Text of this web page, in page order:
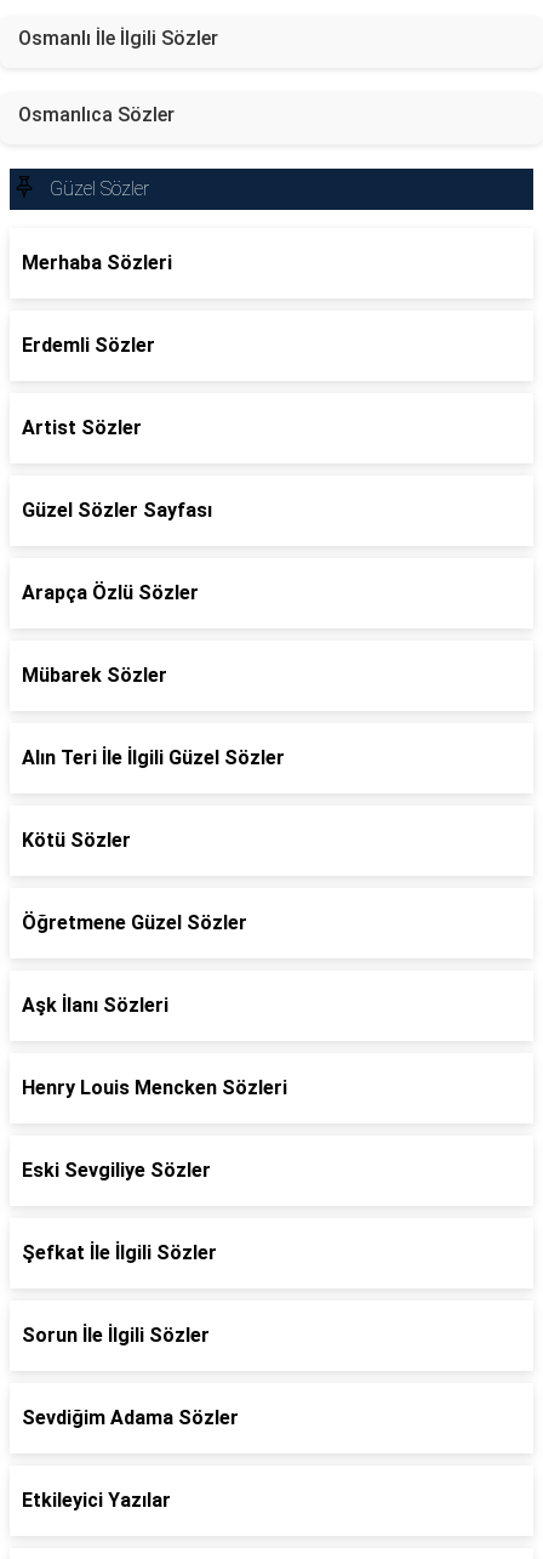
Osmanlı İle İlgili Sözler
Osmanlıca Sözler
Güzel Sözler
Merhaba Sözleri
Erdemli Sözler
Artist Sözler
Güzel Sözler Sayfası
Arapça Özlü Sözler
Mübarek Sözler
Alın Teri İle İlgili Güzel Sözler
Kötü Sözler
Öğretmene Güzel Sözler
Aşk İlanı Sözleri
Henry Louis Mencken Sözleri
Eski Sevgiliye Sözler
Şefkat İle İlgili Sözler
Sorun İle İlgili Sözler
Sevdiğim Adama Sözler
Etkileyici Yazılar